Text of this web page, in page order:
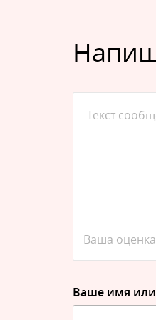
Ваша оценка
Ваше имя